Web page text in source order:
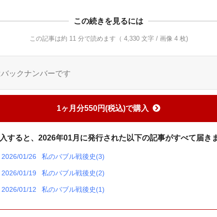
この続きを見るには
この記事は約 11 分で読めます（ 4,330 文字 / 画像 4 枚)
ックナンバーです
1ヶ月分550円(税込)で購入
すると、2026年01月に発行された以下の記事がすべて届き
2026/01/26 私のバブル戦後史(3)
2026/01/19 私のバブル戦後史(2)
2026/01/12 私のバブル戦後史(1)